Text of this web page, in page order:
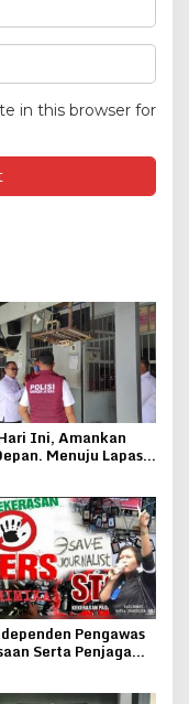
in this browser for
Ini, Amankan
Menuju Lapas
Pengawas
Serta Penjaga